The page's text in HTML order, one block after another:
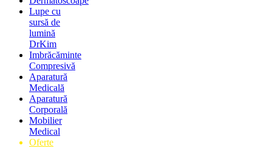
Lupe cu
sursă de
lumină
DrKim
Imbrăcăminte
Compresivă
Aparatură
Medicală
Aparatură
Corporală
Mobilier
Medical
Oferte